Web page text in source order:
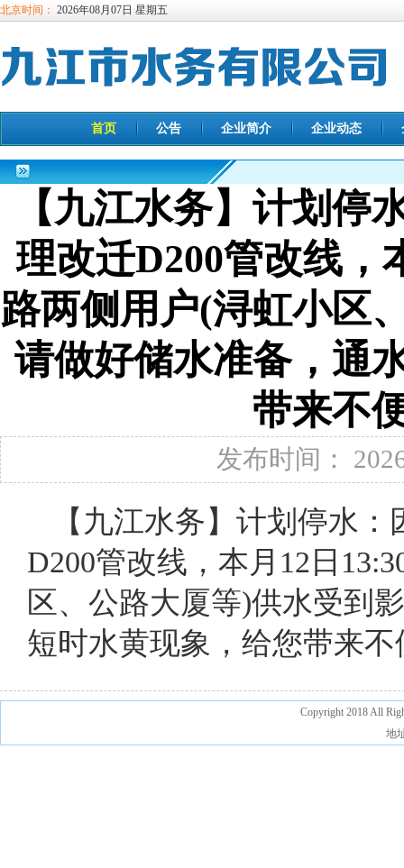
北京时间： 2026年08月07日 星期五
首页 公告 企业简介 企业动态
【九江水务】计划停
理改迁D200管改线，
路两侧用户(浔虹小区
请做好储水准备，通
带来不
发布时间：
【九江水务】计划停水
D200管改线，本月12日
区、公路大厦等)供水受到
短时水黄现象，给您带来
Copyright 2018 All
地